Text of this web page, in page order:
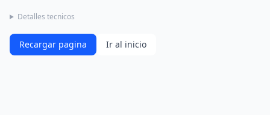
Detalles tecnicos
Recargar pagina Ir al inicio